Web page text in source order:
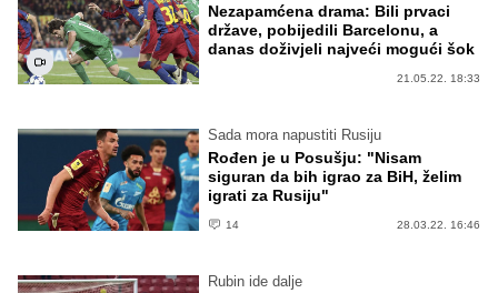
Nezapamćena drama: Bili prvaci
države, pobijedili Barcelonu, a
danas doživjeli najveći mogući šok
21.05.22. 18:33
Sada mora napustiti Rusiju
Rođen je u Posušju: "Nisam
siguran da bih igrao za BiH, želim
igrati za Rusiju"
14 28.03.22. 16:46
Rubin ide dalje